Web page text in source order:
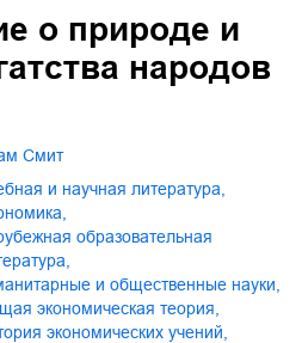
20:50
14:00
о природе и
народов
Смит
и научная литература
и общественные науки
экономическая теория
экономических учений